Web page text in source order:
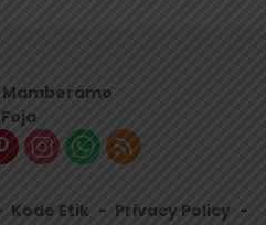
Kode Etik
Privacy Policy